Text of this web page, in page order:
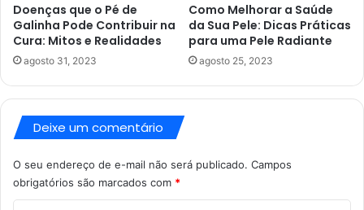
Doenças que o Pé de
Galinha Pode Contribuir na
Cura: Mitos e Realidades
agosto 31, 2023
Como Melhorar a Saúde
da Sua Pele: Dicas Práticas
para uma Pele Radiante
agosto 25, 2023
Deixe um comentário
O seu endereço de e-mail não será publicado. Campos
obrigatórios são marcados com *